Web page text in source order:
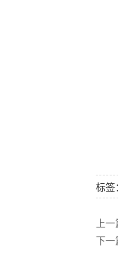
标签：
上一
下一